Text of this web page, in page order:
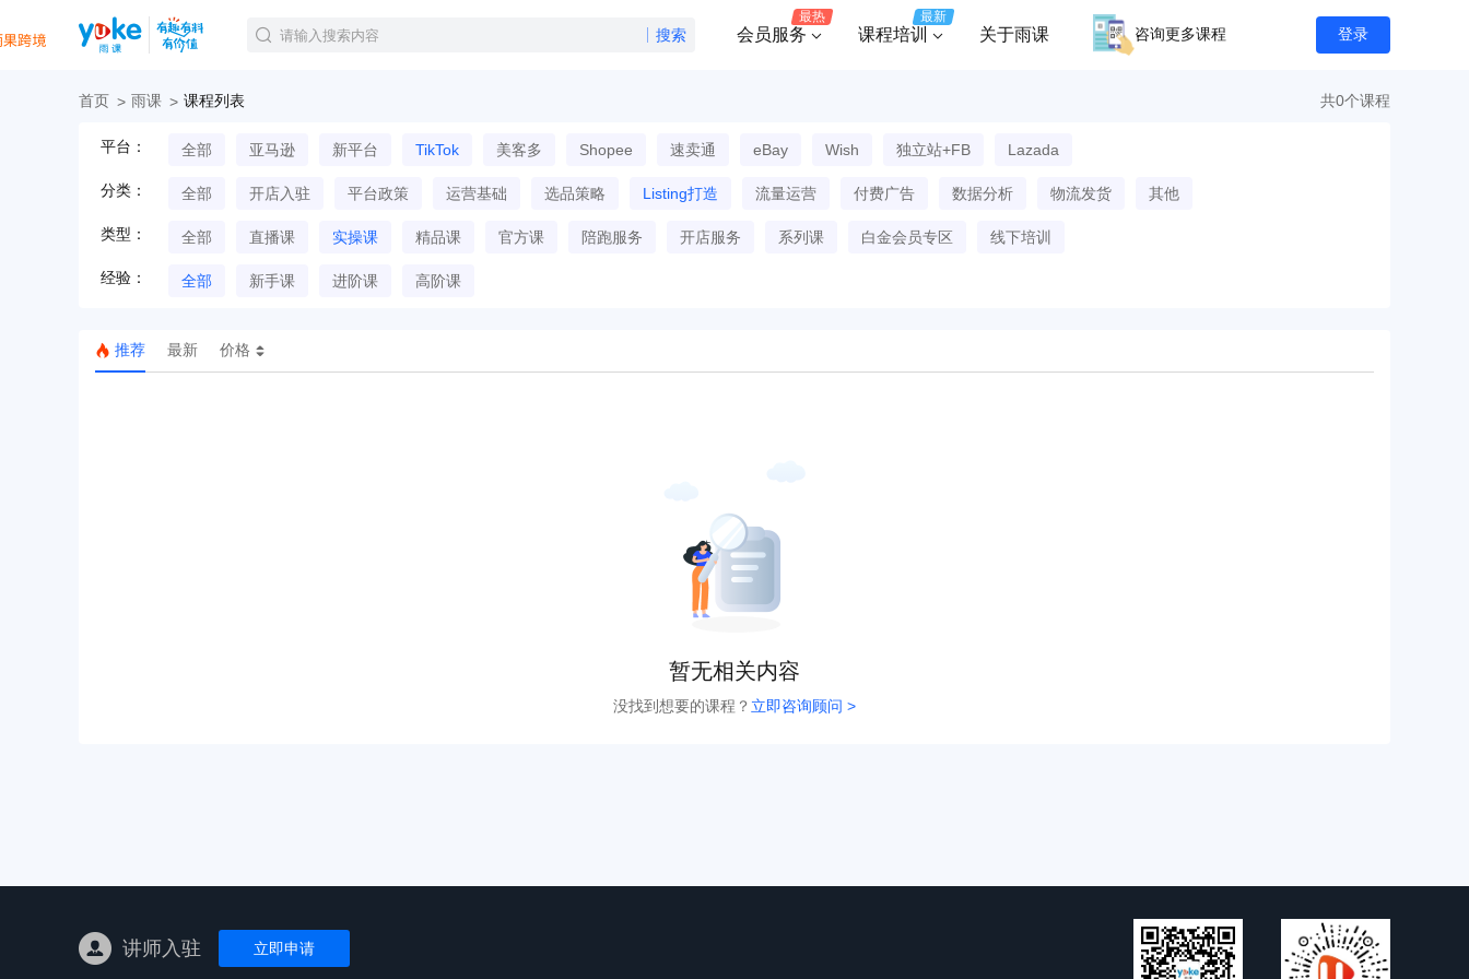
搜索 会员服务
最热
课程培训
最新
关于雨课 咨询更多课程 登录
首页 雨课 课程列表 共0个课程
平台： 全部 亚马逊 新平台 TikTok 美客多 Shopee 速卖通 eBay Wish 独立站+FB Lazada
分类： 全部 开店入驻 平台政策 运营基础 选品策略 Listing打造 流量运营 付费广告 数据分析 物流发货 其他
类型： 全部 直播课 实操课 精品课 官方课 陪跑服务 开店服务 系列课 白金会员专区 线下培训
经验： 全部 新手课 进阶课 高阶课
推荐 最新 价格
暂无相关内容
没找到想要的课程？ 立即咨询顾问 >
讲师入驻 立即申请